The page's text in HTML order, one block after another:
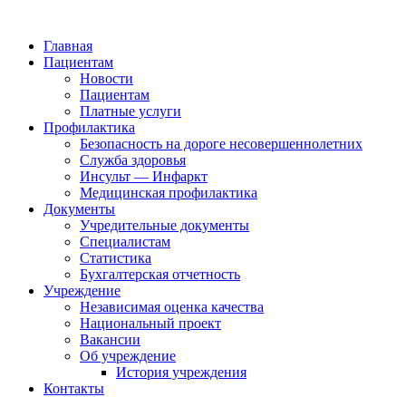
Главная
Пациентам
Новости
Пациентам
Платные услуги
Профилактика
Безопасность на дороге несовершеннолетних
Служба здоровья
Инсульт — Инфаркт
Медицинская профилактика
Документы
Учредительные документы
Специалистам
Статистика
Бухгалтерская отчетность
Учреждение
Независимая оценка качества
Национальный проект
Вакансии
Об учреждение
История учреждения
Контакты